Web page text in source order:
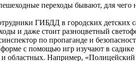
переходы бывают, для
ГИБДД в городских детских
и даже стоит разноцветный
по пропаганде и
с помощью игр изучают в
Например, «Полицейский